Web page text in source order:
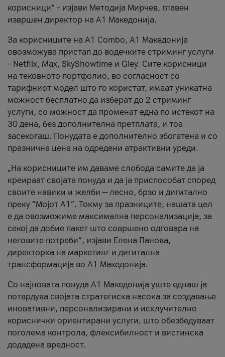
корисници“ – изјави Методија Мирчев, главен
извршен директор на А1 Македонија.
За корисниците на A1 Combo, А1 Македонија
овозможува пристап до водечките стриминг услуги
– Netflix, Max, SkyShowtime и Gley. Сите корисници
на тековното портфолио, во согласност со
тарифниот модел што го користат, имаат уникатна
можност бесплатно да изберат до 2 стриминг
услуги, со можност да променат една по истекот на
30 дена, без дополнителна претплата, и тоа
засекогаш. Понудата е дополнително збогатена и со
празнична цена на одредени атрактивни уреди.
„На корисниците им даваме слобода самите да ја
креираат својата понуда и да ја приспособат според
своите навики и желби — лесно, брзо и дигитално
преку “Мојот А1”. Токму за празниците, нашата цел
е да овозможиме максимална персонализација, за
секој да добие пакет што совршено одговара на
неговите потреби“, изјави Елена Панова,
директорка на маркетинг и дигитална
трансформација во А1 Македонија.
Со најновата понуда А1 Македонија уште еднаш ја
потврдува својата стратегиска насока за создавање
иновативни, персонализирани и исклучително
кориснички ориентирани услуги, што обезбедуваат
поголема контрола, флексибилност и вистинска
додадена вредност.